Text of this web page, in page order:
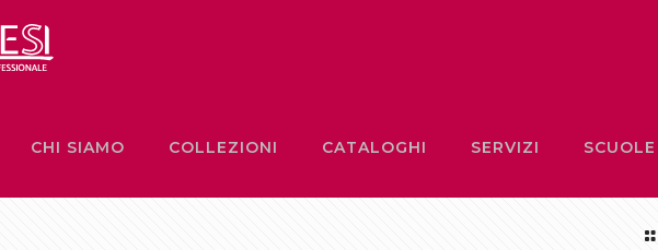
CHI SIAMO COLLEZIONI CATALOGHI SERVIZI SCUOLE